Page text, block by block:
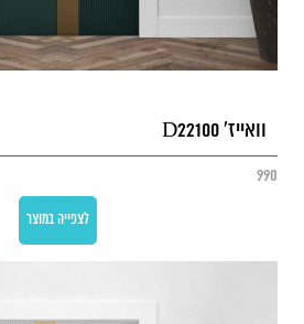
וואייז' D22100
990
לצפייה במוצר